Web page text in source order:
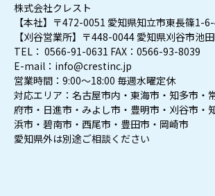
株式会社クレスト
【本社】〒472-0051 愛知県知立市東長篠1-
【刈谷営業所】〒448-0044 愛知県刈谷市池
TEL： 0566-91-0631 FAX：0566-93-8039
E-mail：info@crestinc.jp
営業時間：9:00～18:00 毎週水曜定休
対応エリア：名古屋市内・東海市・知多市・
府市・日進市・みよし市・豊明市・刈谷市・
浜市・碧南市・西尾市・豊田市・岡崎市
愛知県外は別途ご相談ください